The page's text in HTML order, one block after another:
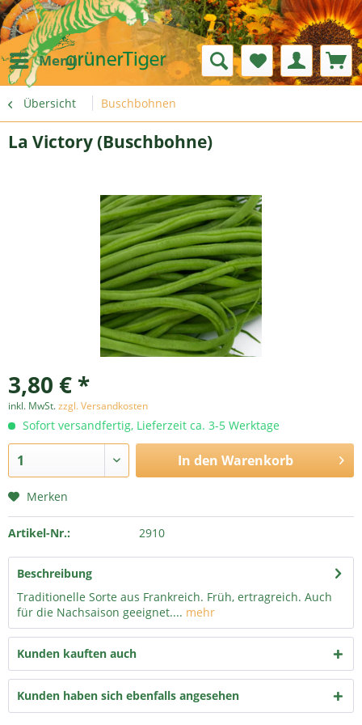
Menü
Übersicht Buschbohnen
La Victory (Buschbohne)
3,80 € *
inkl. MwSt.zzgl. Versandkosten
Sofort versandfertig, Lieferzeit ca. 3-5 Werktage
In den Warenkorb
Merken
Artikel-Nr.: 2910
Beschreibung
Traditionelle Sorte aus Frankreich. Früh, ertragreich. Auch
für die Nachsaison geeignet.... mehr
Kunden kauften auch
Kunden haben sich ebenfalls angesehen